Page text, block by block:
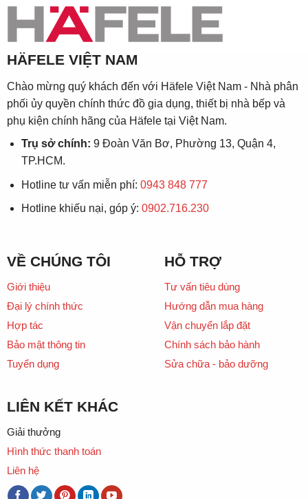
HÄFELE VIỆT NAM
Chào mừng quý khách đến với Häfele Việt Nam - Nhà phân
phối ủy quyền chính thức đồ gia dụng, thiết bị nhà bếp và
phụ kiện chính hãng của Häfele tại Việt Nam.
Trụ sở chính: 9 Đoàn Văn Bơ, Phường 13, Quận 4,
TP.HCM.
Hotline tư vấn miễn phí: 0943 848 777
Hotline khiếu nại, góp ý: 0902.716.230
VỀ CHÚNG TÔI
Giới thiệu
Đại lý chính thức
Hợp tác
Bảo mật thông tin
Tuyển dụng
HỖ TRỢ
Tư vấn tiêu dùng
Hướng dẫn mua hàng
Vận chuyển lắp đặt
Chính sách bảo hành
Sửa chữa - bảo dưỡng
LIÊN KẾT KHÁC
Giải thưởng
Hình thức thanh toán
Liên hệ